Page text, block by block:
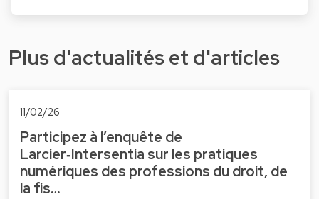
Plus d'actualités et d'articles
11/02/26
Participez à l’enquête de
Larcier‑Intersentia sur les pratiques
numériques des professions du droit, de
la fis…